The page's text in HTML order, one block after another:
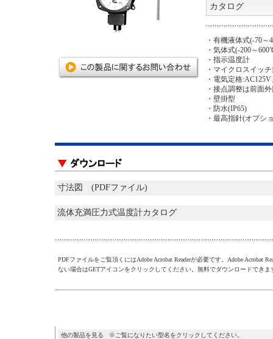
カタログ
・有機液体式(-70～
・気体式(-200～
・指示温度計
・マイクロスイッ
・電気定格
・接点調整は前面
・壁掛型
・防水(IP65)
・最高指針(オプシ
寸法図 (PDFファイル)
流体充満圧力式温度計カタログ
PDFファイルをご覧頂くにはAdobe Acrobat Readerが必要です。Adobe Acrobat
ない場合はGETアイコンをクリックしてください。無料でダウンロードできま
他の製品を見る ※ご覧になりたい型名をクリックしてください。